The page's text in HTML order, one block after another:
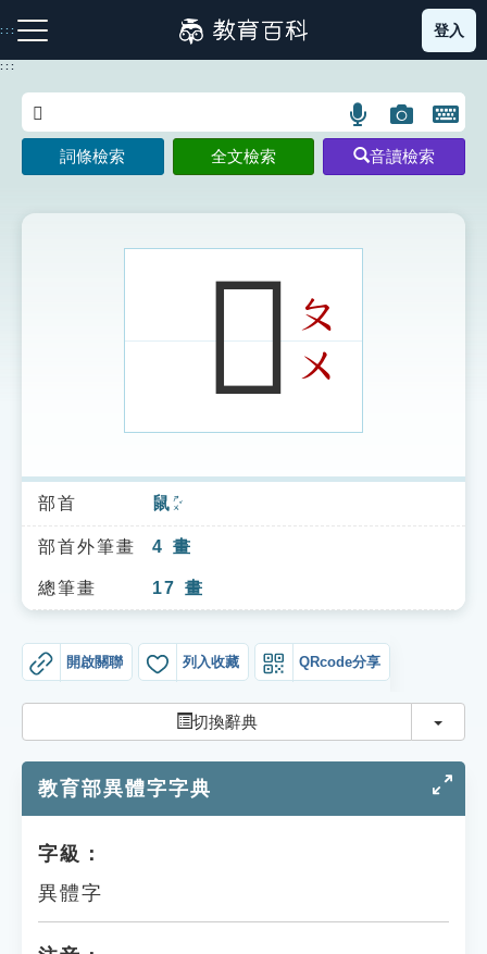
到
主
:::
注音索引圖示 筆畫索引圖示 部首索引表圖示
索引選單
知識索引
單字索引
貓頭鷹博士
登入
:::
語
言
搜
示
圖
片
搜
開
鍵
圖
詞條檢索 全文檢索 音讀檢索
𪕂 ㄆ
ㄨ
部首 鼠 ㄕㄨˇ
部首外筆畫 4 畫
總筆畫 17 畫
開啟關聯 列入收藏 QRcode分享
切換辭典 切換
教育部異體字字典
字級：
異體字